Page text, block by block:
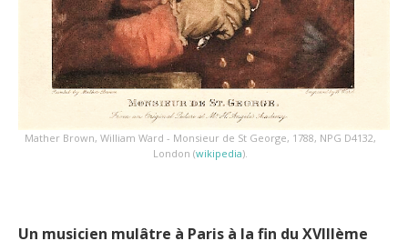
Mather Brown, William Ward - Monsieur de St George, 1788, NPG D4132,
London (wikipedia).
Un musicien mulâtre à Paris à la fin du XVIIIème